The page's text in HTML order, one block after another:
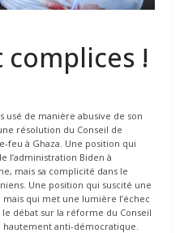
complices !
usé de manière abusive de son
résolution du Conseil de
feu à Ghaza. Une position qui
l’administration Biden à
mais sa complicité dans le
Une position qui suscité une
qui met une lumière l’échec
débat sur la réforme du Conseil
hautement anti-démocratique.